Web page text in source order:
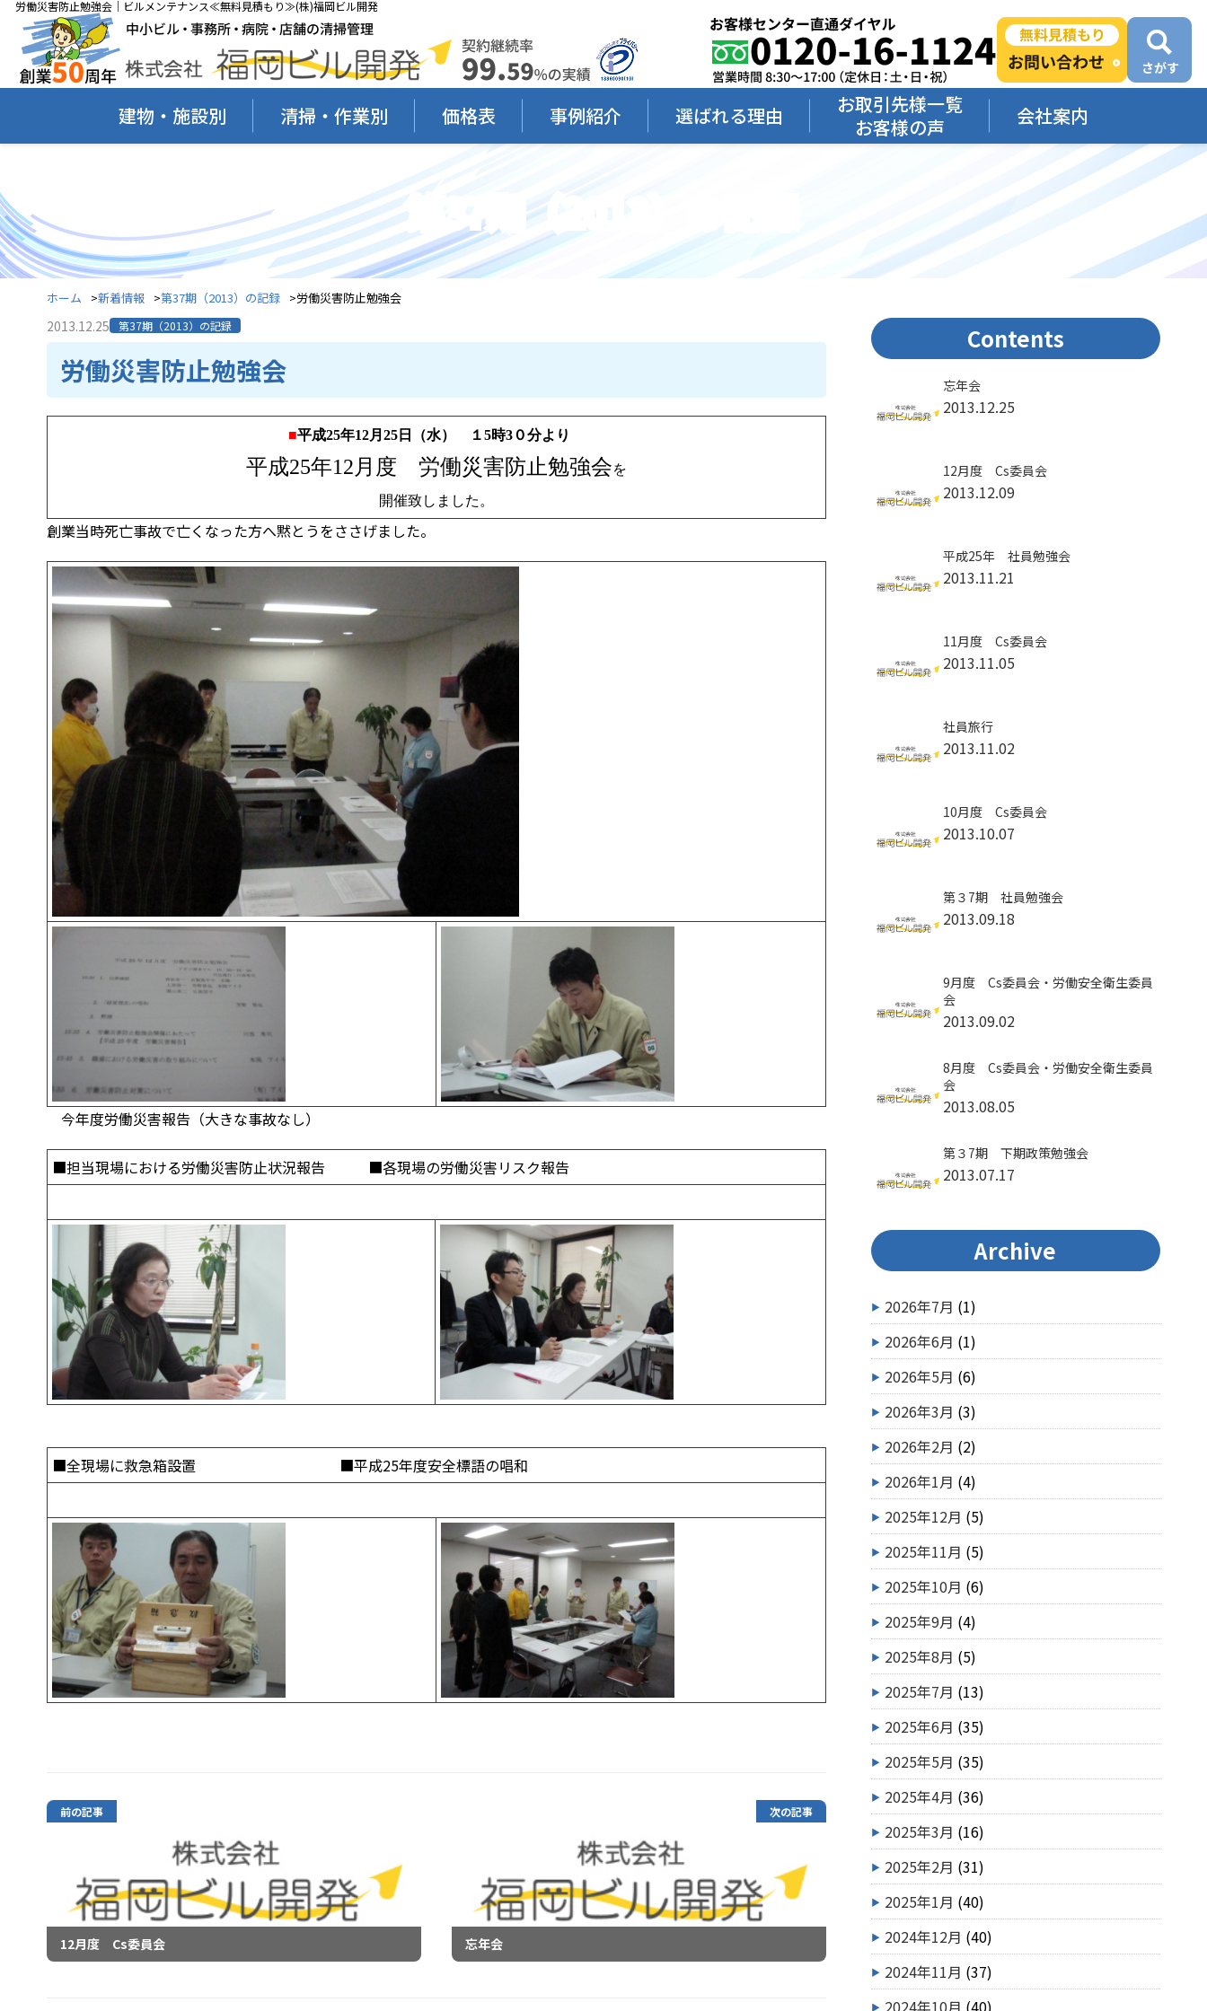
労働災害防止勉強会｜ビルメンテナンス≪無料見積もり≫(株)福岡ビル開発
建物・施設別 清掃・作業別 価格表 事例紹介 選ばれる理由
お取引先様一覧
お客様の声
会社案内
第37期（2013）の記録
ホーム 新着情報 第37期（2013）の記録 労働災害防止勉強会
2013.12.25 第37期（2013）の記録
労働災害防止勉強会
■平成25年12月25日（水） １5時3０分より
平成25年12月度 労働災害防止勉強会を
開催致しました。
創業当時死亡事故で亡くなった方へ黙とうをささげました。
今年度労働災害報告（大きな事故なし）
■担当現場における労働災害防止状況報告 ■各現場の労働災害リスク報告
■全現場に救急箱設置 ■平成25年度安全標語の唱和
前の記事
12月度 Cs委員会
次の記事
忘年会
Contents
忘年会
2013.12.25
12月度 Cs委員会
2013.12.09
平成25年 社員勉強会
2013.11.21
11月度 Cs委員会
2013.11.05
社員旅行
2013.11.02
10月度 Cs委員会
2013.10.07
第３7期 社員勉強会
2013.09.18
9月度 Cs委員会・労働安全衛生委員
会
2013.09.02
8月度 Cs委員会・労働安全衛生委員
会
2013.08.05
第３7期 下期政策勉強会
2013.07.17
Archive
2026年7月 (1)
2026年6月 (1)
2026年5月 (6)
2026年3月 (3)
2026年2月 (2)
2026年1月 (4)
2025年12月 (5)
2025年11月 (5)
2025年10月 (6)
2025年9月 (4)
2025年8月 (5)
2025年7月 (13)
2025年6月 (35)
2025年5月 (35)
2025年4月 (36)
2025年3月 (16)
2025年2月 (31)
2025年1月 (40)
2024年12月 (40)
2024年11月 (37)
2024年10月 (40)